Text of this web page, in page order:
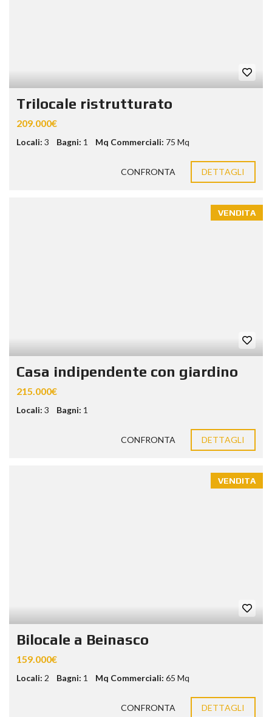
Trilocale ristrutturato
209.000€
Locali: 3 Bagni: 1 Mq Commerciali: 75 Mq
CONFRONTA DETTAGLI
VENDITA
Casa indipendente con giardino
215.000€
Locali: 3 Bagni: 1
CONFRONTA DETTAGLI
VENDITA
Bilocale a Beinasco
159.000€
Locali: 2 Bagni: 1 Mq Commerciali: 65 Mq
CONFRONTA DETTAGLI